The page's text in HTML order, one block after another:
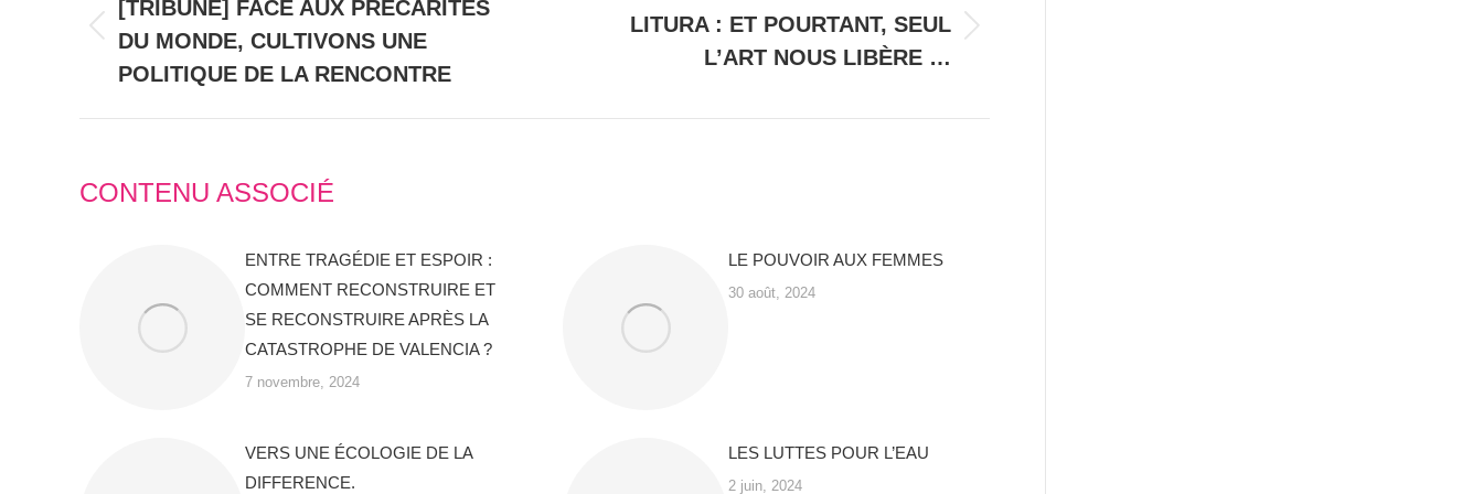
COMMENTAIRE
Onglet
précédent
[TRIBUNE] FACE AUX PRÉCARITÉS
DU MONDE, CULTIVONS UNE
POLITIQUE DE LA RENCONTRE
LITURA : ET POURTANT, SEUL
L’ART NOUS LIBÈRE …
CONTENU ASSOCIÉ
ENTRE TRAGÉDIE ET ESPOIR :
COMMENT RECONSTRUIRE ET
SE RECONSTRUIRE APRÈS LA
CATASTROPHE DE VALENCIA ?
7 novembre, 2024
LE POUVOIR AUX FEMMES
30 août, 2024
VERS UNE ÉCOLOGIE DE LA
DIFFERENCE.
LES LUTTES POUR L’EAU
2 juin, 2024